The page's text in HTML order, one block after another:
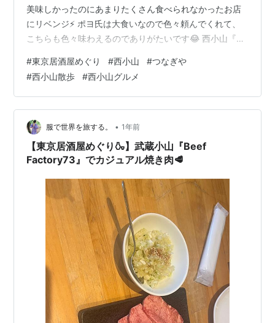
美味しかったのにあまりたくさん食べられなかったお店
にリベンジ⚡️ ポヨ氏は大食いなので色々頼んでくれて、
こちらも色々味わえるのでありがたいです😂 西小山『つ
の お店のこと コスパや席 まとめ 🍻オーダーしたもの メ
ニューはこちら💁‍♀️ めっちゃ種類豊富なんよ‥ 肉も魚も野
菜も万遍なく🥦これは嬉しい☺️💪🏻 もちろんスタートは
ビールから🍺 お通しは焼き銀杏。 だけど、硬い部分が多
くてちょっと残念でした。 銀杏大好きなんだけどな…
#東京居酒屋めぐり #西小山 #つなぎや
#西小山散歩 #西小山グルメ
服で世界を旅する。 • 1年前
【東京居酒屋めぐり🍶】武蔵小山『Beef
Factory73』でカジュアル焼き肉🥩